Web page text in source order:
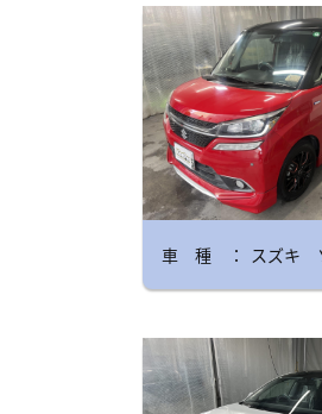
スズキ